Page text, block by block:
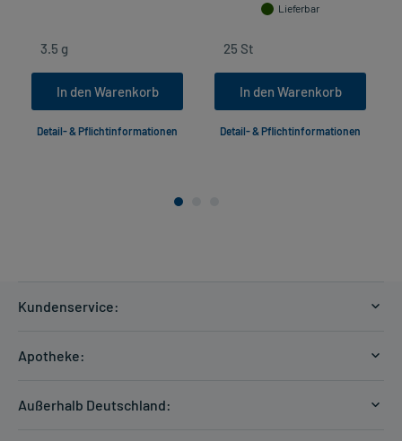
In den Warenkorb
Detail- & Pflichtinformationen
Lieferbar
In den Warenkorb
Detail- & Pflichtinformationen
Kundenservice:
Apotheke:
Außerhalb Deutschland: